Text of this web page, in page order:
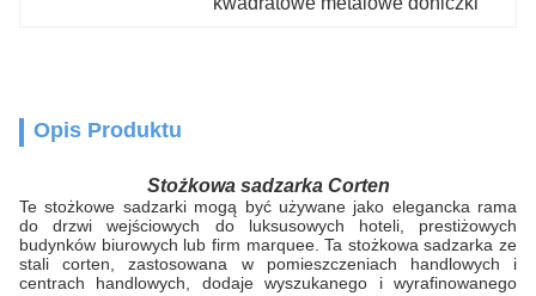
Opis Produktu
Stożkowa sadzarka Corten
Te stożkowe sadzarki mogą być używane jako elegancka rama
do drzwi wejściowych do luksusowych hoteli, prestiżowych
budynków biurowych lub firm marquee. Ta stożkowa sadzarka ze
stali corten, zastosowana w pomieszczeniach handlowych i
centrach handlowych, dodaje wyszukanego i wyrafinowanego